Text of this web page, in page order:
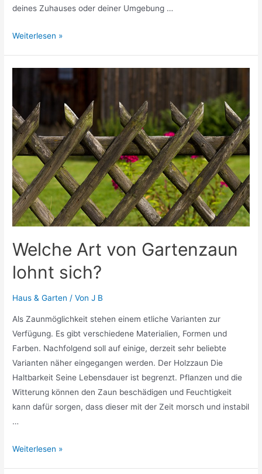
deines Zuhauses oder deiner Umgebung …
Fahrradüberdachung
Inspirationen
Weiterlesen »
Welche Art von Gartenzaun
lohnt sich?
Haus & Garten / VonJ B
Als Zaunmöglichkeit stehen einem etliche Varianten zur
Verfügung. Es gibt verschiedene Materialien, Formen und
Farben. Nachfolgend soll auf einige, derzeit sehr beliebte
Varianten näher eingegangen werden. Der Holzzaun Die
Haltbarkeit Seine Lebensdauer ist begrenzt. Pflanzen und die
Witterung können den Zaun beschädigen und Feuchtigkeit
kann dafür sorgen, dass dieser mit der Zeit morsch und instabil
…
Welche
Weiterlesen »